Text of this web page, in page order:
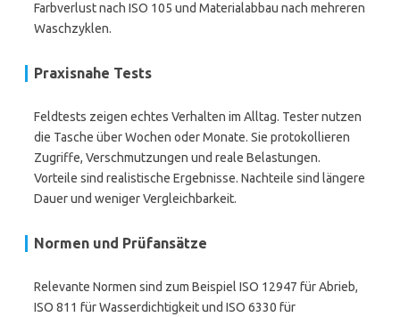
Farbverlust nach ISO 105 und Materialabbau nach mehreren
Waschzyklen.
Praxisnahe Tests
Feldtests zeigen echtes Verhalten im Alltag. Tester nutzen
die Tasche über Wochen oder Monate. Sie protokollieren
Zugriffe, Verschmutzungen und reale Belastungen.
Vorteile sind realistische Ergebnisse. Nachteile sind längere
Dauer und weniger Vergleichbarkeit.
Normen und Prüfansätze
Relevante Normen sind zum Beispiel ISO 12947 für Abrieb,
ISO 811 für Wasserdichtigkeit und ISO 6330 für